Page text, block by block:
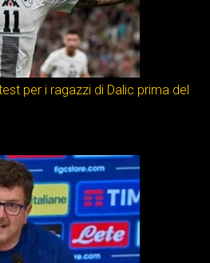
per i ragazzi di Dalic prima del